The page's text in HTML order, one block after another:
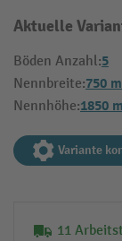
Aktuelle
Böden Anzahl:5
Nennbreite:750
Nennhöhe:1850
Variante
11